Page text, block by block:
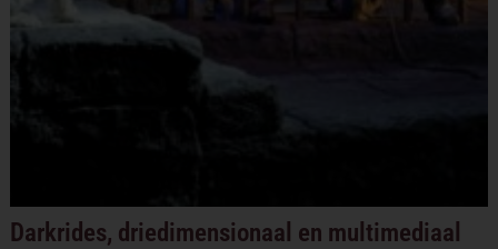
Darkrides, driedimensionaal en multimediaal